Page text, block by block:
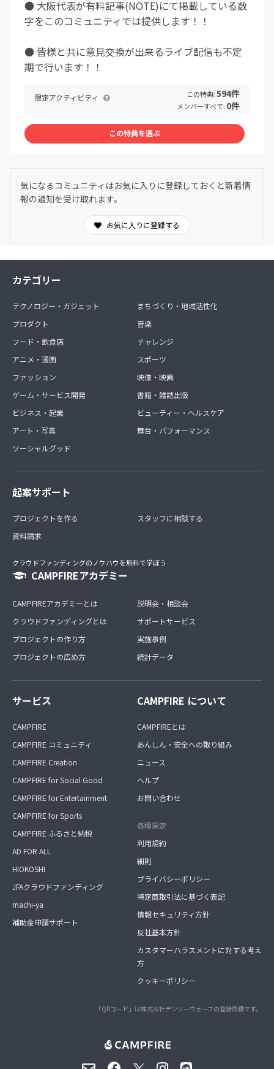
● 大阪代表が有料記事(NOTE)にて掲載している数
字をこのコミュニティでは提供します！！
● 皆様と共に意見交換が出来るライブ配信も不定
期で行います！！
限定アクティビティ この特典:594件
メンバーすべて: 0件
この特典を選ぶ
気になるコミュニティはお気に入りに登録しておくと新着情
報の通知を受け取れます。
お気に入りに登録する
カテゴリー
テクノロジー・ガジェット
プロダクト
フード・飲食店
アニメ・漫画
ファッション
ゲーム・サービス開発
ビジネス・起業
アート・写真
ソーシャルグッド
まちづくり・地域活性化
音楽
チャレンジ
スポーツ
映像・映画
書籍・雑誌出版
ビューティー・ヘルスケア
舞台・パフォーマンス
起案サポート
プロジェクトを作る
資料請求
スタッフに相談する
クラウドファンディングのノウハウを無料で学ぼう
CAMPFIREアカデミー
CAMPFIREアカデミーとは
クラウドファンディングとは
プロジェクトの作り方
プロジェクトの広め方
説明会・相談会
サポートサービス
実施事例
統計データ
サービス
CAMPFIRE
CAMPFIRE コミュニティ
CAMPFIRE Creation
CAMPFIRE for Social Good
CAMPFIRE for Entertainment
CAMPFIRE for Sports
CAMPFIRE ふるさと納税
AD FOR ALL
HIOKOSHI
JFAクラウドファンディング
machi-ya
補助金申請サポート
CAMPFIRE について
CAMPFIREとは
あんしん・安全への取り組み
ニュース
ヘルプ
お問い合わせ
各種規定
利用規約
細則
プライバシーポリシー
特定商取引法に基づく表記
情報セキュリティ方針
反社基本方針
カスタマーハラスメントに対する考え
方
クッキーポリシー
「QRコード」は株式会社デンソーウェーブの登録商標です。